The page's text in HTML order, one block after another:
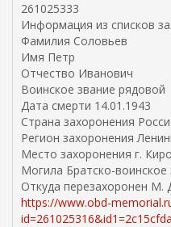
261025333
Информация из списков
Фамилия Соловьев
Имя Петр
Отчество Иванович
Воинское звание рядовой
Дата смерти 14.01.1943
Страна захоронения
Регион захоронения
Место захоронения г.
Могила Братско-воинское
Откуда перезахоронен М.
https://www.obd-